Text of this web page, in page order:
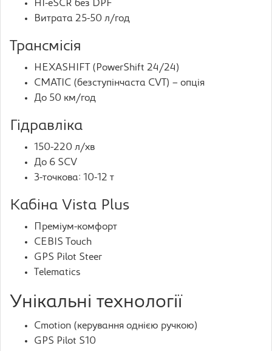
HI-eSCR без DPF
Витрата 25-50 л/год
Трансмісія
HEXASHIFT (PowerShift 24/24)
CMATIC (безступінчаста CVT) – опція
До 50 км/год
Гідравліка
150-220 л/хв
До 6 SCV
3-точкова: 10-12 т
Кабіна Vista Plus
Преміум-комфорт
CEBIS Touch
GPS Pilot Steer
Telematics
Унікальні технології
Cmotion (керування однією ручкою)
GPS Pilot S10